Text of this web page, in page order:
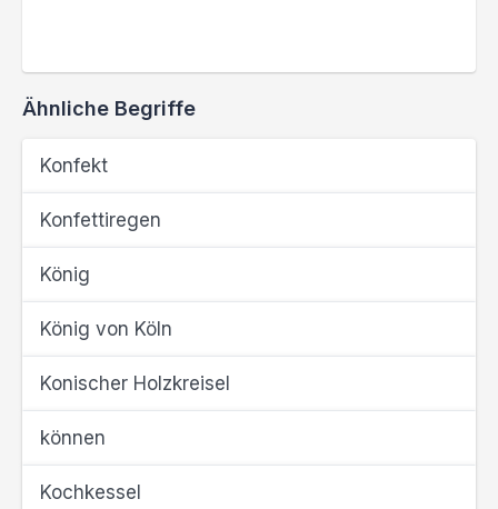
Ähnliche Begriffe
Konfekt
Konfettiregen
König
König von Köln
Konischer Holzkreisel
können
Kochkessel